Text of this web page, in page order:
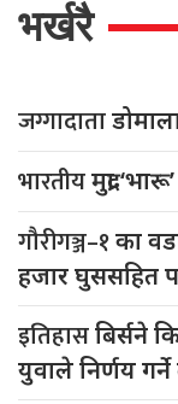
भर्खरै
जग्गादाता
भारतीयमुद्रा
गौरीगञ्ज–१का
हजार घुससहित
इतिहासबिर्सने
युवाले निर्णय